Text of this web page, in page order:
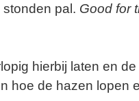
pal. Good for
hierbij laten en
hoe de hazen lopen